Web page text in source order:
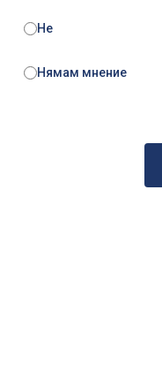
Не
Нямам мнение